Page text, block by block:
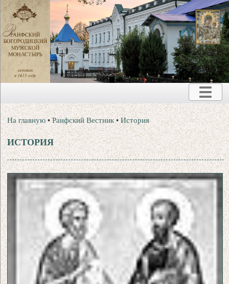
На главную •Раифский Вестник •История
ИСТОРИЯ